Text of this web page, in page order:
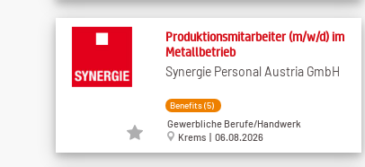
Produktionsmitarbeiter (m/w/d) im
Metallbetrieb
Synergie Personal Austria GmbH
Benefits (5)
Gewerbliche Berufe/Handwerk
Krems | 06.08.2026